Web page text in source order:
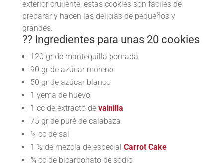
exterior crujiente, estas cookies son fáciles de
preparar y hacen las delicias de pequeños y
grandes.
?? Ingredientes para unas 20 cookies
120 gr de mantequilla pomada
90 gr de azúcar moreno
50 gr de azúcar blanco
1 yema de huevo
1 cc de extracto de vainilla
75 gr de puré de calabaza
¼ cc de sal
1 ½ de mezcla de especial Carrot Cake
¾ cc de bicarbonato de sodio